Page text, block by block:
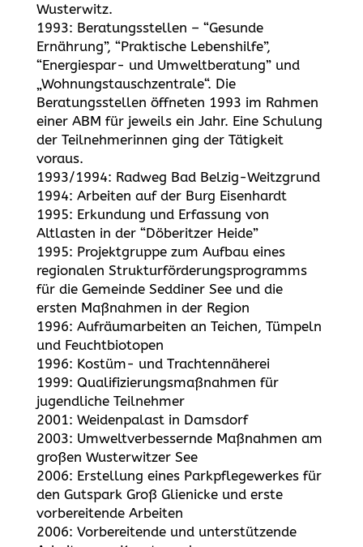
Wusterwitz.
1993: Beratungsstellen – “Gesunde
Ernährung”, “Praktische Lebenshilfe”,
“Energiespar- und Umweltberatung” und
„Wohnungstauschzentrale“. Die
Beratungsstellen öffneten 1993 im Rahmen
einer ABM für jeweils ein Jahr. Eine Schulung
der Teilnehmerinnen ging der Tätigkeit
voraus.
1993/1994: Radweg Bad Belzig-Weitzgrund
1994: Arbeiten auf der Burg Eisenhardt
1995: Erkundung und Erfassung von
Altlasten in der “Döberitzer Heide”
1995: Projektgruppe zum Aufbau eines
regionalen Strukturförderungsprogramms
für die Gemeinde Seddiner See und die
ersten Maßnahmen in der Region
1996: Aufräumarbeiten an Teichen, Tümpeln
und Feuchtbiotopen
1996: Kostüm- und Trachtennäherei
1999: Qualifizierungsmaßnahmen für
jugendliche Teilnehmer
2001: Weidenpalast in Damsdorf
2003: Umweltverbessernde Maßnahmen am
großen Wusterwitzer See
2006: Erstellung eines Parkpflegewerkes für
den Gutspark Groß Glienicke und erste
vorbereitende Arbeiten
2006: Vorbereitende und unterstützende